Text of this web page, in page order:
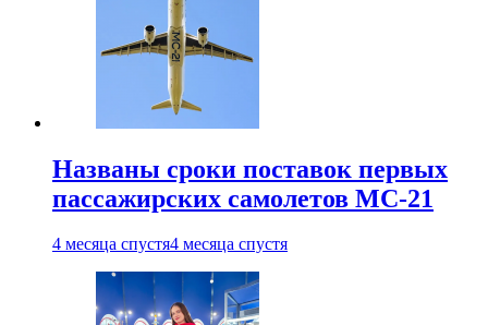
Названы сроки поставок первых
пассажирских самолетов МС-21
4 месяца спустя4 месяца спустя